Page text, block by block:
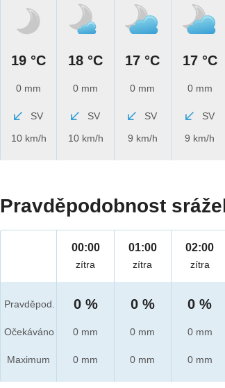
19 °C
0 mm
SV
10 km/h
18 °C
0 mm
SV
10 km/h
17 °C
0 mm
SV
9 km/h
17 °C
0 mm
SV
9 km/h
Pravděpodobnost
Pravděpod.
Očekáváno
Maximum
00:00
zítra
0 %
0 mm
0 mm
01:00
zítra
0 %
0 mm
0 mm
02:00
zítra
0 %
0 mm
0 mm